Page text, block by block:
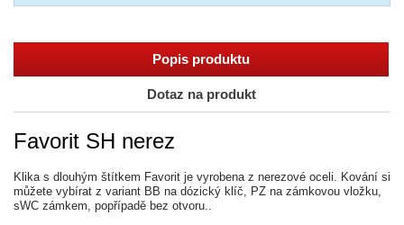
Popis produktu
Dotaz na produkt
Favorit SH nerez
Klika s dlouhým štítkem Favorit je vyrobena z nerezové oceli. Kování si
můžete vybírat z variant BB na dózický klíč, PZ na zámkovou vložku,
sWC zámkem, popřípadě bez otvoru..